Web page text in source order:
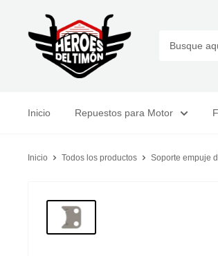
directamente
Tienda
Heroes
Inicio Repuestos para Motor
Inicio Todos los productos Soporte empuje